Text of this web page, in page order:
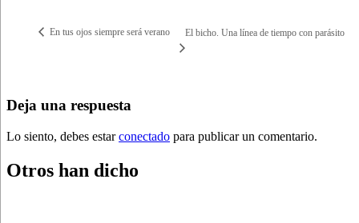
En tus ojos siempre será verano El bicho. Una línea de tiempo con parásito
Deja una respuesta
Lo siento, debes estarconectado para publicar un comentario.
Otros han dicho